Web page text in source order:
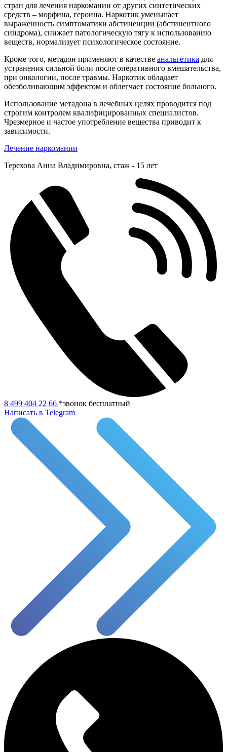
стран для лечения наркомании от других синтетических
средств – морфина, героина. Наркотик уменьшает
выраженность симптоматики абстиненции (абстинентного
синдрома), снижает патологическую тягу к использованию
веществ, нормализует психологическое состояние.
Кроме того, метадон применяют в качестве анальгетика для
устранения сильной боли после оперативного вмешательства,
при онкологии, после травмы. Наркотик обладает
обезболивающим эффектом и облегчает состояние больного.
Использование метадона в лечебных целях проводится под
строгим контролем квалифицированных специалистов.
Чрезмерное и частое употребление вещества приводит к
зависимости.
Лечение наркомании
Терехова Анна Владимировна, cтаж - 15 лет
8 499 404 22 66 *звонок бесплатный
Написать в Telegram